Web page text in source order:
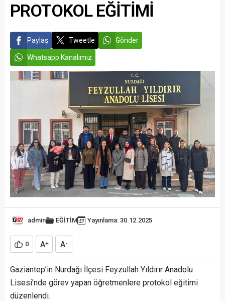
PROTOKOL EĞİTİMİ
Paylaş Tweetle Gönder
Whatsapp Kanalımız
admin EĞİTİM Yayınlama: 30.12.2025
0 A+ A-
Gaziantep’in Nurdağı İlçesi Feyzullah Yıldırır Anadolu
Lisesi’nde görev yapan öğretmenlere protokol eğitimi
düzenlendi.